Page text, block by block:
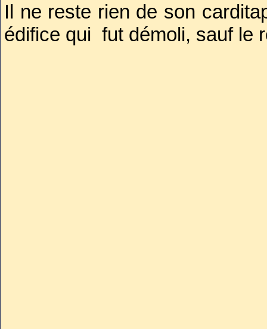
Il ne reste rien de son
édifice qui fut démoli, sauf le